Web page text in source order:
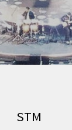
STM